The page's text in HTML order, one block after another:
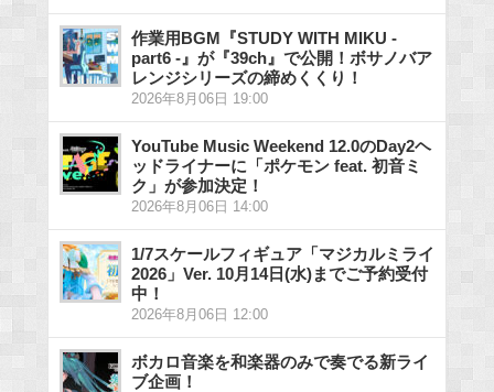
作業用BGM『STUDY WITH MIKU -
part6 -』が『39ch』で公開！ボサノバア
レンジシリーズの締めくくり！
2026年8月06日 19:00
YouTube Music Weekend 12.0のDay2ヘ
ッドライナーに「ポケモン feat. 初音ミ
ク」が参加決定！
2026年8月06日 14:00
1/7スケールフィギュア「マジカルミライ
2026」Ver. 10月14日(水)までご予約受付
中！
2026年8月06日 12:00
ボカロ音楽を和楽器のみで奏でる新ライ
ブ企画！